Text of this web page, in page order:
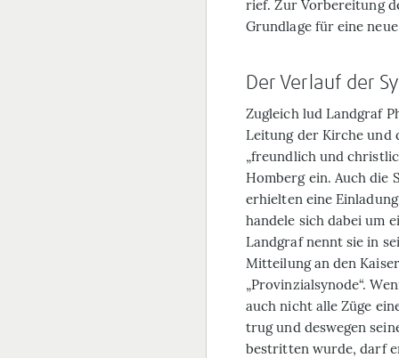
rief. Zur Vorbereitung
Grundlage für eine
Der Verlauf der
Zugleich lud Landgraf
Leitung der Kirche und
„freundlich und
Homberg ein. Auch die
erhielten eine
handele sich dabei um
Landgraf nennt sie in
Mitteilung an den
„Provinzialsynode“.
auch nicht alle Züge
trug und deswegen
bestritten wurde, darf